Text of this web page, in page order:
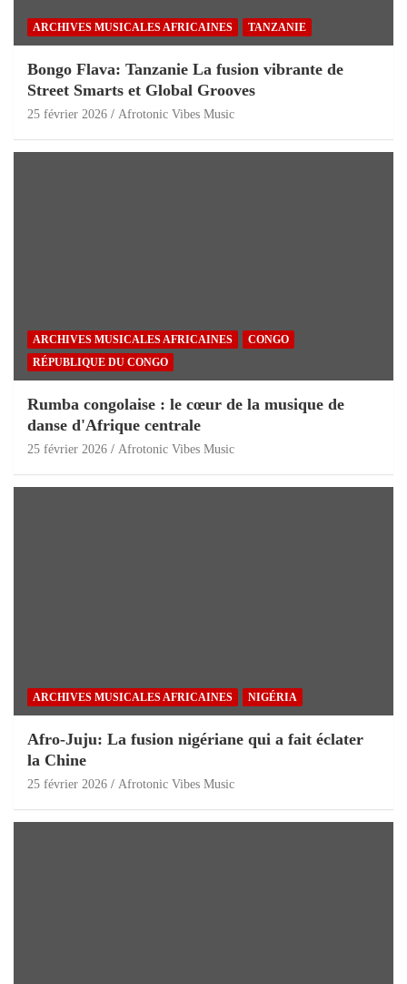
ARCHIVES MUSICALES AFRICAINES TANZANIE
Bongo Flava: Tanzanie La fusion vibrante de
Street Smarts et Global Grooves
25 février 2026 Afrotonic Vibes Music
ARCHIVES MUSICALES AFRICAINES
CONGO
RÉPUBLIQUE DU CONGO
Rumba congolaise : le cœur de la musique de
danse d'Afrique centrale
25 février 2026 Afrotonic Vibes Music
ARCHIVES MUSICALES AFRICAINES NIGÉRIA
Afro-Juju: La fusion nigériane qui a fait éclater
la Chine
25 février 2026 Afrotonic Vibes Music